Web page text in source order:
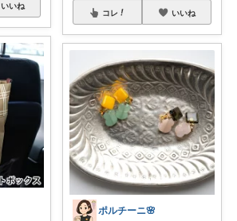
いいね
コレ いいね
ポルチーニ🌸